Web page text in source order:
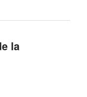
la